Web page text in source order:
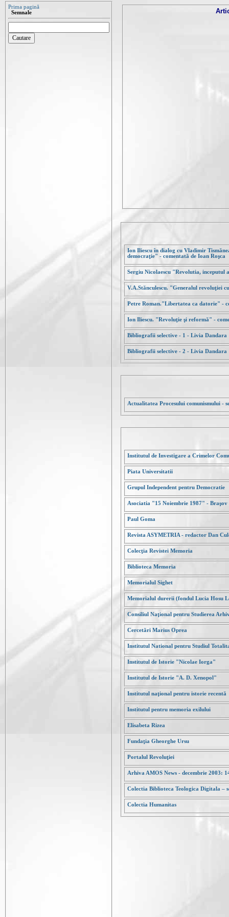
Prima pagină
Semnale
Ion Iliescu în dialog cu Vladimir
democraţie" - comentată de Ioan Roşca
Sergiu Nicolaescu "Revolutia, inceputul
V.A.Stănculescu. "Generalul revoluţiei
Petre Roman."Libertatea ca datorie" -
Ion Iliescu. "Revoluţie şi reformă" -
Bibliografii selective - 1 - Livia Dandara
Bibliografii selective - 2 - Livia Dandara
Actualitatea Procesului comunismului -
Institutul de Investigare a Crimelor
Piata Universitatii
Grupul Independent pentru Democratie
Asociatia "15 Noiembrie 1987" - Braşov
Paul Goma
Revista ASYMETRIA - redactor Dan
Colecţia Revistei Memoria
Biblioteca Memoria
Memorialul Sighet
Memorialul durerii (fondul Lucia Hosu
Consiliul Naţional pentru Studierea
Cercetări Marius Oprea
Institutul National pentru Studiul
Institutul de Istorie "Nicolae Iorga"
Institutul de Istorie "A. D. Xenopol"
Institutul naţional pentru istorie recentă
Institutul pentru memoria exilului
Elisabeta Rizea
Fundaţia Gheorghe Ursu
Portalul Revoluţiei
Arhiva AMOS News - decembrie 2003:
Colectia Biblioteca Teologica Digitala –
Colectia Humanitas